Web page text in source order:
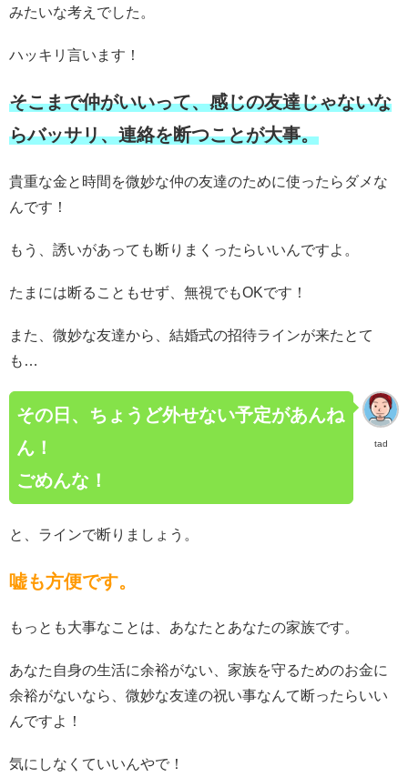
みたいな考えでした。
ハッキリ言います！
そこまで仲がいいって、感じの友達じゃないな
らバッサリ、連絡を断つことが大事。
貴重な金と時間を微妙な仲の友達のために使ったらダメな
んです！
もう、誘いがあっても断りまくったらいいんですよ。
たまには断ることもせず、無視でもOKです！
また、微妙な友達から、結婚式の招待ラインが来たとて
も…
tad
その日、ちょうど外せない予定があんね
ん！
ごめんな！
と、ラインで断りましょう。
嘘も方便です。
もっとも大事なことは、あなたとあなたの家族です。
あなた自身の生活に余裕がない、家族を守るためのお金に
余裕がないなら、微妙な友達の祝い事なんて断ったらいい
んですよ！
気にしなくていいんやで！